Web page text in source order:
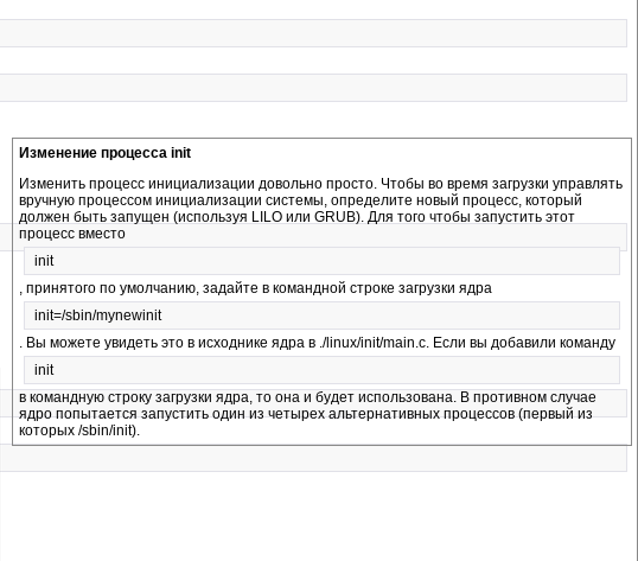
Изменение процесса init
Изменить процесс инициализации довольно просто. Чтобы во время загрузки управлять
вручную процессом инициализации системы, определите новый процесс, который
должен быть запущен (используя LILO или GRUB). Для того чтобы запустить этот
процесс вместо
init
, принятого по умолчанию, задайте в командной строке загрузки ядра
init=/sbin/mynewinit
. Вы можете увидеть это в исходнике ядра в ./linux/init/main.c. Если вы добавили команду
init
в командную строку загрузки ядра, то она и будет использована. В противном случае
ядро попытается запустить один из четырех альтернативных процессов (первый из
которых /sbin/init).